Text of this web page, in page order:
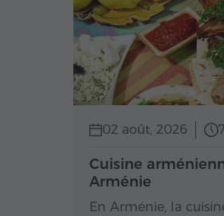
02 août, 2026
Cuisine
Arménie
En Arménie, la